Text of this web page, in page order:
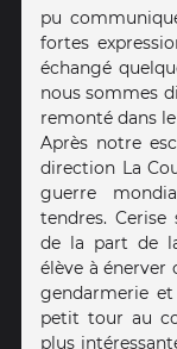
pu
fortes
échangé
nous sommes
remonté dans
Après notre
direction La
guerre
tendres.
de la part de
élève à énerver
gendarmerie
petit tour au
plus